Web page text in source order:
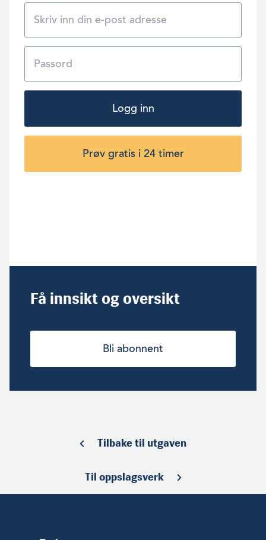
Logg inn
Prøv gratis i 24 timer
Få innsikt og oversikt
Bli abonnent
Tilbake til utgaven
Til oppslagsverk